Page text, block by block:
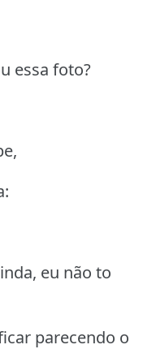
essa foto?
eu não to
parecendo o